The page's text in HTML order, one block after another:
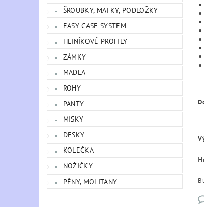
ŠROUBKY, MATKY, PODLOŽKY
EASY CASE SYSTEM
HLINÍKOVÉ PROFILY
ZÁMKY
MADLA
ROHY
PANTY
MISKY
DESKY
KOLEČKA
NOŽIČKY
PĚNY, MOLITANY